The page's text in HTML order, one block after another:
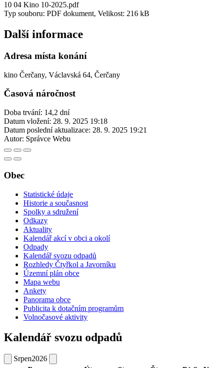
10 04 Kino 10-2025.pdf
Typ souboru: PDF dokument, Velikost: 216 kB
Další informace
Adresa místa konání
kino Čerčany, Václavská 64, Čerčany
Časová náročnost
Doba trvání: 14,2 dní
Datum vložení: 28. 9. 2025 19:18
Datum poslední aktualizace: 28. 9. 2025 19:21
Autor: Správce Webu
Obec
Statistické údaje
Historie a současnost
Spolky a sdružení
Odkazy
Aktuality
Kalendář akcí v obci a okolí
Odpady
Kalendář svozu odpadů
Rozhledy Čtyřkol a Javorníku
Územní plán obce
Mapa webu
Ankety
Panorama obce
Publicita k dotačním programům
Volnočasové aktivity
Kalendář svozu odpadů
Srpen2026